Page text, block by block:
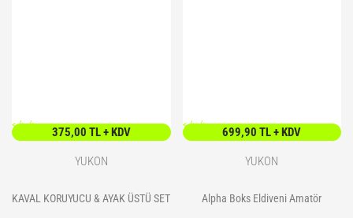
</> />
375,00 TL + KDV
YUKON
KAVAL KORUYUCU & AYAK ÜSTÜ SET
</> />
699,90 TL + KDV
YUKON
Alpha Boks Eldiveni Amatör